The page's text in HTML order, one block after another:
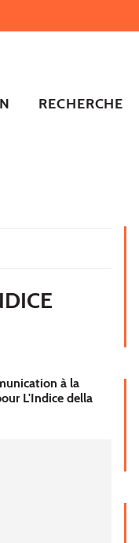
RECHERCHE
à la
L'Indice della